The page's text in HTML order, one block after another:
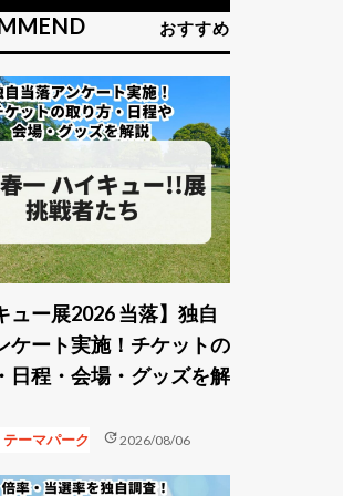
おすすめ
ュー展2026 当落】独自
ケート実施！チケットの
日程・会場・グッズを解
ーマパーク update2026/08/06